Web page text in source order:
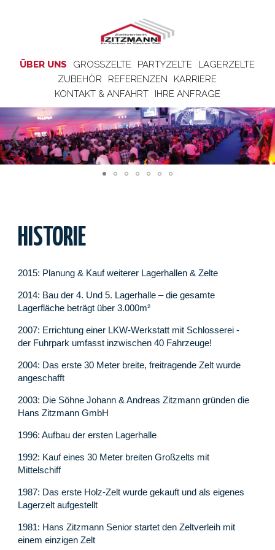
ÜBER UNS GROSSZELTE PARTYZELTE
LAGERZELTE
ZUBEHÖR
REFERENZEN
KARRIERE
KONTAKT & ANFAHRT
IHRE ANFRAGE
HISTORIE
2015: Planung & Kauf weiterer Lagerhallen & Zelte
2014: Bau der 4. Und 5. Lagerhalle – die gesamte
Lagerfläche beträgt über 3.000m²
2007: Errichtung einer LKW-Werkstatt mit Schlosserei -
der Fuhrpark umfasst inzwischen 40 Fahrzeuge!
2004: Das erste 30 Meter breite, freitragende Zelt wurde
angeschafft
2003: Die Söhne Johann & Andreas Zitzmann gründen die
Hans Zitzmann GmbH
1996: Aufbau der ersten Lagerhalle
1992: Kauf eines 30 Meter breiten Großzelts mit
Mittelschiff
1987: Das erste Holz-Zelt wurde gekauft und als eigenes
Lagerzelt aufgestellt
1981: Hans Zitzmann Senior startet den Zeltverleih mit
einem einzigen Zelt